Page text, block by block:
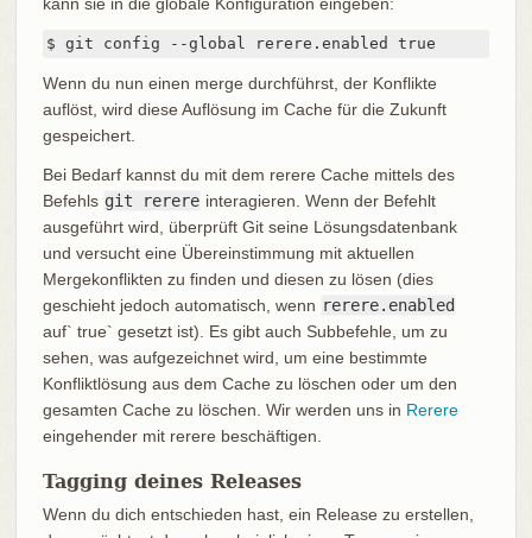
kann sie in die globale Konfiguration eingeben:
$ git config --global rerere.enabled true
Wenn du nun einen merge durchführst, der Konflikte
auflöst, wird diese Auflösung im Cache für die Zukunft
gespeichert.
Bei Bedarf kannst du mit dem rerere Cache mittels des
Befehls git rerere interagieren. Wenn der Befehlt
ausgeführt wird, überprüft Git seine Lösungsdatenbank
und versucht eine Übereinstimmung mit aktuellen
Mergekonflikten zu finden und diesen zu lösen (dies
geschieht jedoch automatisch, wenn rerere.enabled
auf` true` gesetzt ist). Es gibt auch Subbefehle, um zu
sehen, was aufgezeichnet wird, um eine bestimmte
Konfliktlösung aus dem Cache zu löschen oder um den
gesamten Cache zu löschen. Wir werden uns in Rerere
eingehender mit rerere beschäftigen.
Tagging deines Releases
Wenn du dich entschieden hast, ein Release zu erstellen,